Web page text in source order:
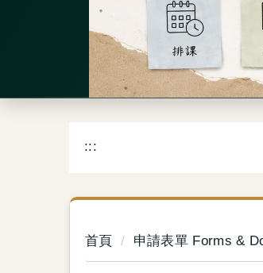
:::
首頁 申請表單 Forms &